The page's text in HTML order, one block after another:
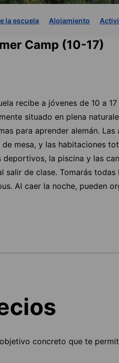
la escuela Alojamiento
Camp (10-17)
recibe a jóvenes de 10 a
situado en plena
para aprender alemán.
mesa, y las habitaciones
la piscina y las
salir de clase. Tomarás
Al caer la noche, pueden
concreto que te